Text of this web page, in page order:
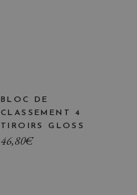
BLOC DE
CLASSEMENT 4
TIROIRS GLOSS
46,80€